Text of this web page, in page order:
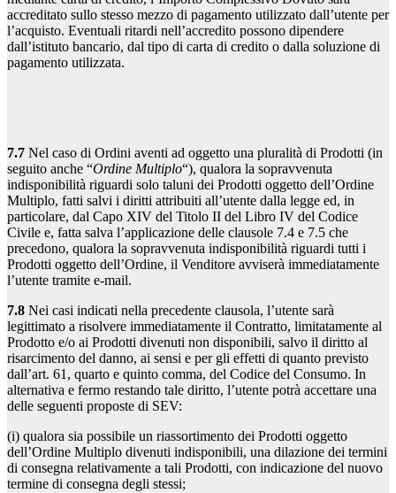
accreditato sullo stesso mezzo di pagamento utilizzato dall’utente per
l’acquisto. Eventuali ritardi nell’accredito possono dipendere
dall’istituto bancario, dal tipo di carta di credito o dalla soluzione di
pagamento utilizzata.
7.7 Nel caso di Ordini aventi ad oggetto una pluralità di Prodotti (in
seguito anche “Ordine Multiplo“), qualora la sopravvenuta
indisponibilità riguardi solo taluni dei Prodotti oggetto dell’Ordine
Multiplo, fatti salvi i diritti attribuiti all’utente dalla legge ed, in
particolare, dal Capo XIV del Titolo II del Libro IV del Codice
Civile e, fatta salva l’applicazione delle clausole 7.4 e 7.5 che
precedono, qualora la sopravvenuta indisponibilità riguardi tutti i
Prodotti oggetto dell’Ordine, il Venditore avviserà immediatamente
l’utente tramite e-mail.
7.8 Nei casi indicati nella precedente clausola, l’utente sarà
legittimato a risolvere immediatamente il Contratto, limitatamente al
Prodotto e/o ai Prodotti divenuti non disponibili, salvo il diritto al
risarcimento del danno, ai sensi e per gli effetti di quanto previsto
dall’art. 61, quarto e quinto comma, del Codice del Consumo. In
alternativa e fermo restando tale diritto, l’utente potrà accettare una
delle seguenti proposte di SEV:
(i) qualora sia possibile un riassortimento dei Prodotti oggetto
dell’Ordine Multiplo divenuti indisponibili, una dilazione dei termini
di consegna relativamente a tali Prodotti, con indicazione del nuovo
termine di consegna degli stessi;